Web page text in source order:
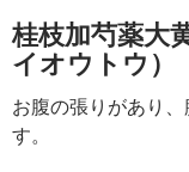
桂枝加芍薬大
イオウトウ）
お腹の張りがあり
す。